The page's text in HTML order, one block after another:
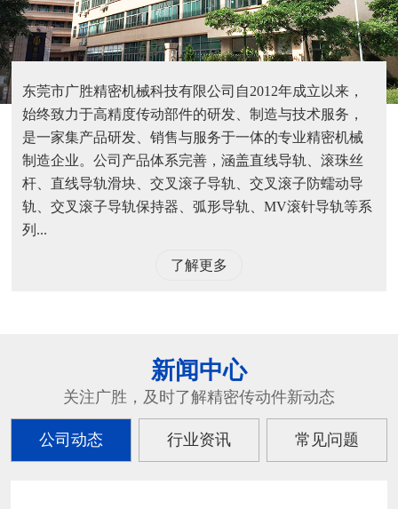
东莞市广胜精密机械科技有限公司自2012年成立以来，
始终致力于高精度传动部件的研发、制造与技术服务，
是一家集产品研发、销售与服务于一体的专业精密机械
制造企业。公司产品体系完善，涵盖直线导轨、滚珠丝
杆、直线导轨滑块、交叉滚子导轨、交叉滚子防蠕动导
轨、交叉滚子导轨保持器、弧形导轨、MV滚针导轨等系
列...
了解更多
新闻中心
关注广胜，及时了解精密传动件新动态
公司动态 行业资讯 常见问题